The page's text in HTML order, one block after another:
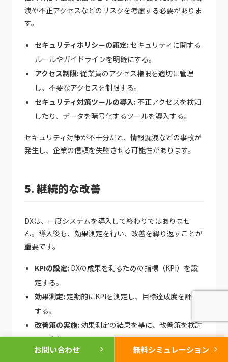
洩や不正アクセスなどのリスクを考慮する必要がありま
す。
セキュリティポリシーの策定: セキュリティに関する
ルールやガイドラインを明確にする。
アクセス制限: 従業員のアクセス権限を適切に管理
し、不要なアクセスを制限する。
セキュリティ対策ツールの導入: 不正アクセスを検知
したり、データを暗号化するツールを導入する。
セキュリティ対策が不十分だと、情報漏洩などの事故が
発生し、企業の信頼を失墜させる可能性があります。
5. 継続的な改善
DXは、一度システムを導入して終わりではありませ
ん。導入後も、効果測定を行い、改善を繰り返すことが
重要です。
KPIの設定: DXの成果を測るための指標（KPI）を設
定する。
効果測定: 定期的にKPIを測定し、目標達成度を評価
する。
改善策の実施: 効果測定の結果を基に、改善策を検討
し、実行する。
お問い合わせ chevron_right 無料シミュレーション chevron_right